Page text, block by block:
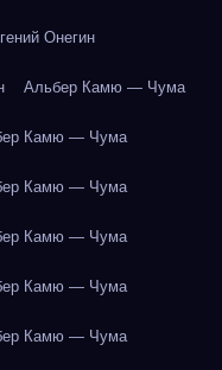
Онегин
Альбер Камю — Чума
Камю — Чума
Камю — Чума
Камю — Чума
Камю — Чума
Камю — Чума